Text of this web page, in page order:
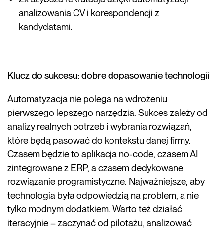
analizowania CV i korespondencji z
kandydatami.
Klucz do sukcesu: dobre dopasowanie technologii
Automatyzacja nie polega na wdrożeniu
pierwszego lepszego narzędzia. Sukces zależy od
analizy realnych potrzeb i wybrania rozwiązań,
które będą pasować do kontekstu danej firmy.
Czasem będzie to aplikacja no-code, czasem AI
zintegrowane z ERP, a czasem dedykowane
rozwiązanie programistyczne. Najważniejsze, aby
technologia była odpowiedzią na problem, a nie
tylko modnym dodatkiem. Warto też działać
iteracyjnie – zaczynać od pilotażu, analizować